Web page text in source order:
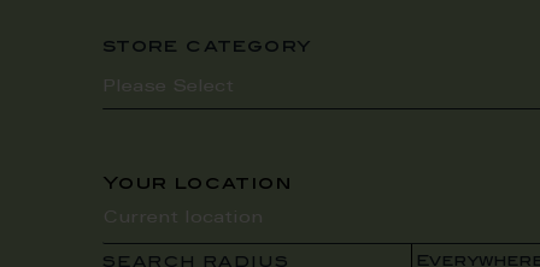
store category
Your location
SEARCH RADIUS